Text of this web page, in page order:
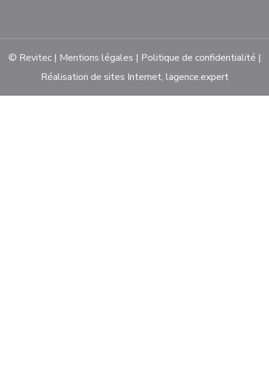
© Revitec | Mentions légales | Politique de confidentialité |
Réalisation de sites Internet, lagence.expert